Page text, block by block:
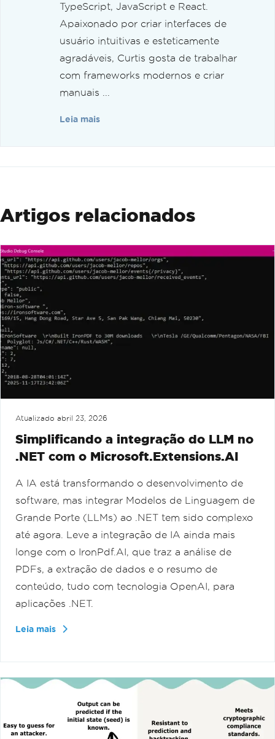
TypeScript, JavaScript e React.
Apaixonado por criar interfaces de
usuário intuitivas e esteticamente
agradáveis, Curtis gosta de trabalhar
com frameworks modernos e criar
manuais ...
Leia mais
Artigos relacionados
Atualizado abril 23, 2026
Simplificando a integração do LLM no
.NET com o Microsoft.Extensions.AI
A IA está transformando o desenvolvimento de
software, mas integrar Modelos de Linguagem de
Grande Porte (LLMs) ao .NET tem sido complexo
até agora. Leve a integração de IA ainda mais
longe com o IronPdf.AI, que traz a análise de
PDFs, a extração de dados e o resumo de
conteúdo, tudo com tecnologia OpenAI, para
aplicações .NET.
Leia mais